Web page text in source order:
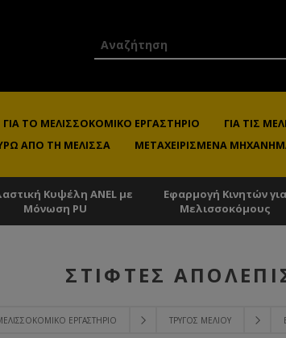
ΓΙΑ ΤΟ ΜΕΛΙΣΣΟΚΟΜΙΚΌ ΕΡΓΑΣΤΉΡΙΟ ΓΙΑ ΤΙΣ
ΑΠΌ ΤΗ ΜΈΛΙΣΣΑ
ΜΕΤΑΧΕΙΡΙΣΜΈΝΑ
Κυψέλη ANEL με
Μόνωση PU
Εφαρμογή Κινητών για
Μελισσοκόμους
ΕΡΓΑΣΤΉΡΙΟ ΤΡΎΓΟΣ ΜΕΛΙΟΎ
ΣΤΊΦΤΕΣ